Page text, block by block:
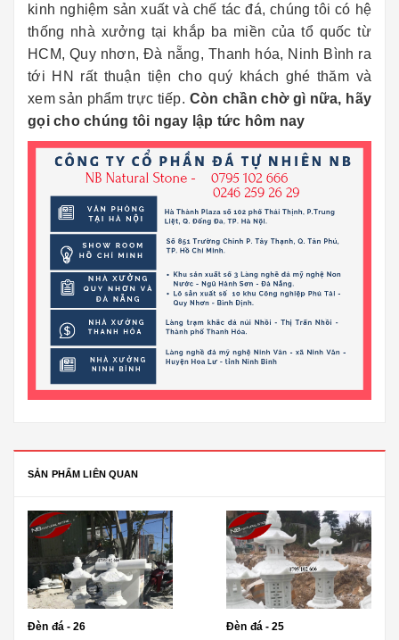
kinh nghiệm sản xuất và chế tác đá, chúng tôi có hệ
thống nhà xưởng tại khắp ba miền của tổ quốc từ
HCM, Quy nhơn, Đà nẵng, Thanh hóa, Ninh Bình ra
tới HN rất thuận tiện cho quý khách ghé thăm và
xem sản phẩm trực tiếp. Còn chần chờ gì nữa, hãy
gọi cho chúng tôi ngay lập tức hôm nay
SẢN PHẨM LIÊN QUAN
Đèn đá - 26 Đèn đá - 25